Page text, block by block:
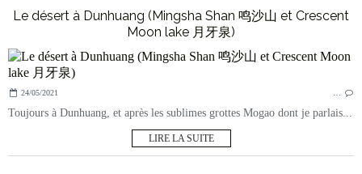
Le désert à Dunhuang (Mingsha Shan 鸣沙山 et Crescent
Moon lake 月牙泉)
24/05/2021 …
Toujours à Dunhuang, et après les sublimes grottes Mogao dont je parlais...
LIRE LA SUITE